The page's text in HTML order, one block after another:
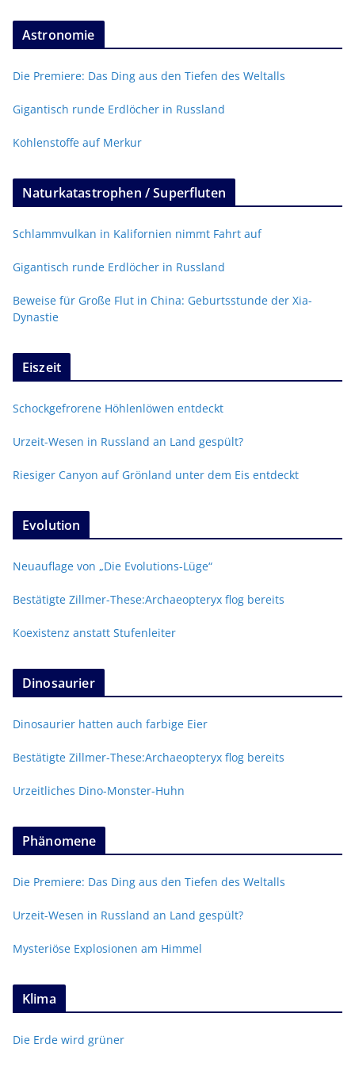
Astronomie
Die Premiere: Das Ding aus den Tiefen des Weltalls
Gigantisch runde Erdlöcher in Russland
Kohlenstoffe auf Merkur
Naturkatastrophen / Superfluten
Schlammvulkan in Kalifornien nimmt Fahrt auf
Gigantisch runde Erdlöcher in Russland
Beweise für Große Flut in China: Geburtsstunde der Xia-
Dynastie
Eiszeit
Schockgefrorene Höhlenlöwen entdeckt
Urzeit-Wesen in Russland an Land gespült?
Riesiger Canyon auf Grönland unter dem Eis entdeckt
Evolution
Neuauflage von „Die Evolutions-Lüge“
Bestätigte Zillmer-These:Archaeopteryx flog bereits
Koexistenz anstatt Stufenleiter
Dinosaurier
Dinosaurier hatten auch farbige Eier
Bestätigte Zillmer-These:Archaeopteryx flog bereits
Urzeitliches Dino-Monster-Huhn
Phänomene
Die Premiere: Das Ding aus den Tiefen des Weltalls
Urzeit-Wesen in Russland an Land gespült?
Mysteriöse Explosionen am Himmel
Klima
Die Erde wird grüner